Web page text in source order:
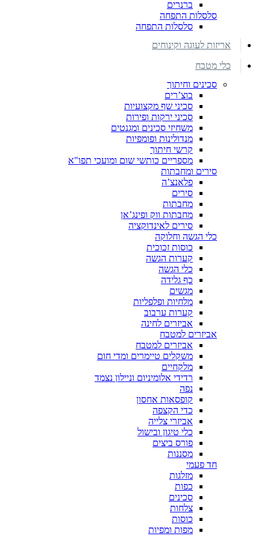
ברנרים
סלסלות התפחה
סלסלות התפחה
אריזות לעוגה וקינוחים
כלי מטבח
סכינים וחיתוך
בוצ’רים
סכיני שף מקצועיות
סכיני ירקות ופירות
משחיזי סכינים ומגנטים
מנדולינות ופומפיות
קרשי חיתוך
מספריים כותשי שום ומועכי תפו"א
סירים ומחבתות
פלאנצ’ה
סירים
מחבתות
מחבתות ווק ופינג’אן
סירים לאינדוקציה
כלי הגשה וחלוקה
כוסות זכוכית
קערות הגשה
כלי הגשה
כף גלידה
מגשים
מלחיות ופלפליות
קערות ערבוב
אביזרים לחינה
אביזרים למטבח
אביזרים למטבח
משקלים טיימרים ומדי חום
מלקחיים
רדידי אלומיניום וניילון נצמד
נפה
קופסאות אחסון
כדי הקצפה
אביזרי צלייה
כלי טיגון ובישול
פורס ביצים
מסננות
חד פעמי
מזלגות
כפות
סכינים
צלחות
כוסות
מפות ומפיות